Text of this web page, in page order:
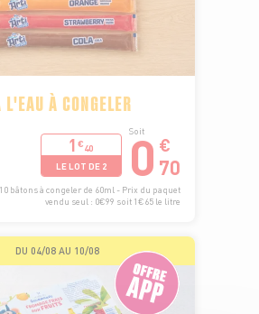
À CONGELER
1€40
LE LOT DE 2
Soit
0 €
70
bâtons à congeler de 60ml - Prix du paquet
vendu seul : 0€99 soit 1€65 le litre
DU 04/08 AU 10/08